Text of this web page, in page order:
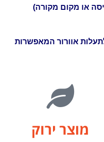
לתעלות אוורור המאפשרות
מוצר ירוק